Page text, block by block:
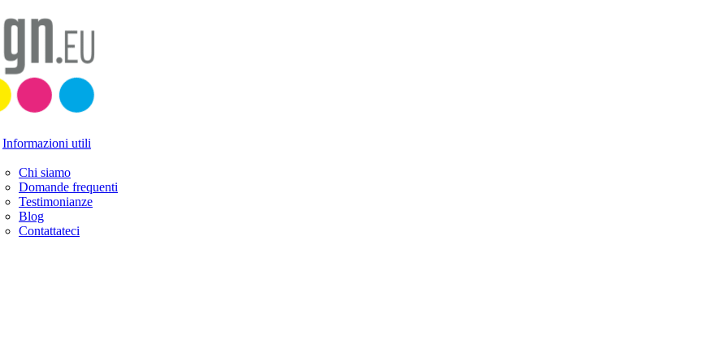
Informazioni utili
Chi siamo
Domande frequenti
Testimonianze
Blog
Contattateci